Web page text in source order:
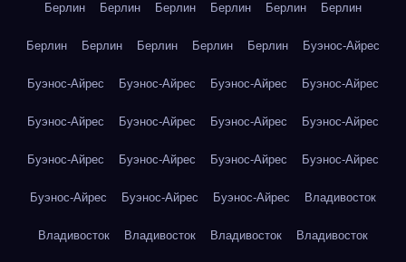
Берлин Берлин Берлин Берлин Берлин Берлин
Берлин Берлин Берлин Берлин Берлин Буэнос-Айрес
Буэнос-Айрес Буэнос-Айрес Буэнос-Айрес Буэнос-Айрес
Буэнос-Айрес Буэнос-Айрес Буэнос-Айрес Буэнос-Айрес
Буэнос-Айрес Буэнос-Айрес Буэнос-Айрес Буэнос-Айрес
Буэнос-Айрес Буэнос-Айрес Буэнос-Айрес Владивосток
Владивосток Владивосток Владивосток Владивосток